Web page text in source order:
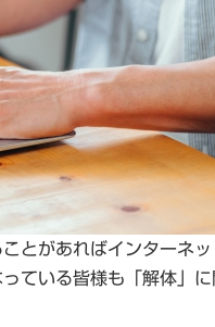
とがあればインターネ
ている皆様も「解体」